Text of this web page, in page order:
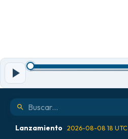
Lanzamiento 2026-08-08 18 UTC